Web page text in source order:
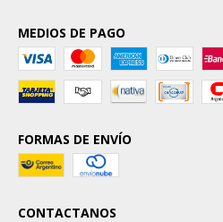
MEDIOS DE PAGO
FORMAS DE ENVÍO
CONTACTANOS